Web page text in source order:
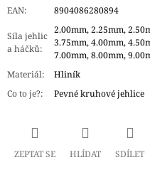
EAN: 8904086280894
Síla jehlic
a háčků:
2.00mm, 2.25mm,
3.75mm, 4.00mm,
7.00mm, 8.00mm,
Materiál:
Hliník
Co to je?: Pevné kruhové jehlice
ZEPTAT SE HLÍDAT SDÍLET